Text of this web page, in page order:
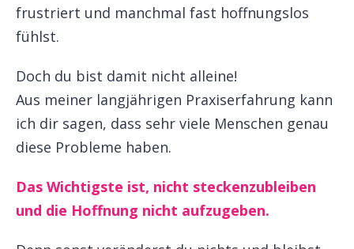
frustriert und manchmal fast hoffnungslos
fühlst.
Doch du bist damit nicht alleine!
Aus meiner langjährigen Praxiserfahrung kann
ich dir sagen, dass sehr viele Menschen genau
diese Probleme haben.
Das Wichtigste ist, nicht steckenzubleiben
und die Hoffnung nicht aufzugeben.